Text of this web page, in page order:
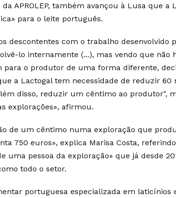
APROLEP, também avançou à Lusa que a
para o leite português.
descontentes com o trabalho desenvolvido
lo internamente (...), mas vendo que não
para o produtor de uma forma diferente,
a Lactogal tem necessidade de reduzir 60
disso, reduzir um cêntimo ao produtor",
explorações», afirmou.
de um cêntimo numa exploração que
750 euros», explica Marisa Costa,
uma pessoa da exploração» que já desde
todo o setor.
portuguesa especializada em laticínios